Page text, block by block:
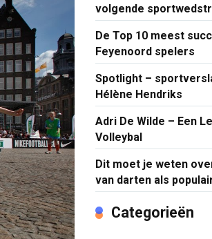
volgende
De Top 10 meest
Feyenoord spelers
Spotlight –
Hélène Hendriks
Adri De Wilde – Een
Volleybal
Dit moet je weten
van darten als
Categorieën